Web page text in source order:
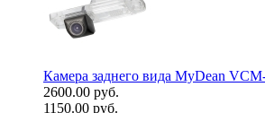
Камера заднего вида MyDean
2600.00 руб.
1150.00 руб.